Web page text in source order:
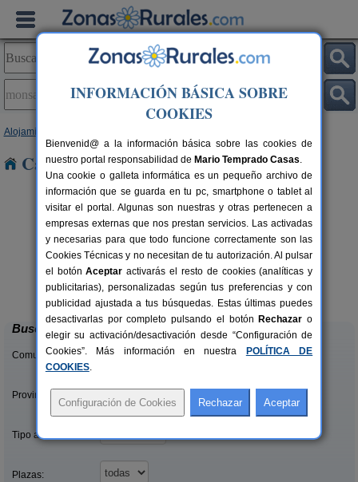
Alojamientos
Casas Rurales en Monsagro
10 pers.
desde15 €
Casa Rural de Aldeatejada
Aldeatejada (Salamanca)
Buscar
Comunidades:
Provincias/Islas:
Tipo alquiler:
Plazas:
INFORMACIÓN BÁSICA SOBRE
COOKIES
Bienvenid@ a la información básica sobre las cookies de
nuestro portal responsabilidad de Mario Temprado Casas.
Una cookie o galleta informática es un pequeño archivo de
información que se guarda en tu pc, smartphone o tablet al
visitar el portal. Algunas son nuestras y otras pertenecen a
empresas externas que nos prestan servicios. Las activadas
y necesarias para que todo funcione correctamente son las
Cookies Técnicas y no necesitan de tu autorización. Al pulsar
el botónAceptar activarás el resto de cookies (analíticas y
publicitarias), personalizadas según tus preferencias y con
publicidad ajustada a tus búsquedas. Estas últimas puedes
desactivarlas por completo pulsando el botón Rechazar o
elegir su activación/desactivación desde “Configuración de
Cookies”. Más información en nuestra
POLÍTICA DE
COOKIES.